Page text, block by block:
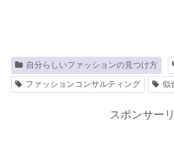
自分らしいファッションの見つけ方
ファッションコンサルティング
似
スポンサー